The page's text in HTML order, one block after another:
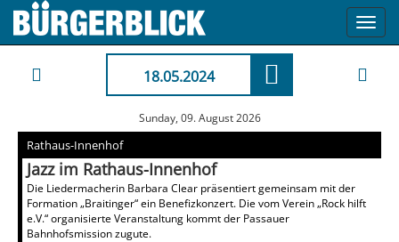
18.05.2024
Sunday, 09. August 2026
Rathaus-Innenhof
Jazz im Rathaus-Innenhof
Die Liedermacherin Barbara Clear präsentiert gemeinsam mit der
Formation „Braitinger“ ein Benefizkonzert. Die vom Verein „Rock hilft
e.V.“ organisierte Veranstaltung kommt der Passauer
Bahnhofsmission zugute.